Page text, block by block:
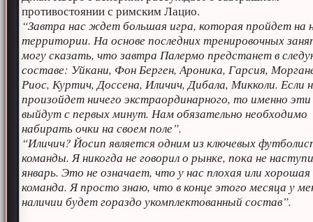
противостоянии с римским Лацио.
“Завтра нас ждет большая игра, которая пройдет на
территории. На основе последних тренировочных
могу сказать, что завтра Палермо предстанет в
составе: Уйкани, Фон Берген, Ароника, Гарсия,
Риос, Куртич, Доссена, Иличич, Дибала, Микколи. Если
произойдет ничего экстраординарного, то именно
выйдут с первых минут. Нам обязательно необходимо
набирать очки на своем поле”.
“Иличич? Йосип является одним из ключевых
команды. Я никогда не говорил о рынке, пока не
январь. Это не означает, что у нас плохая или хорошая
команда. Я просто знаю, что в конце этого месяца у
наличии будет гораздо укомплектованный состав”.